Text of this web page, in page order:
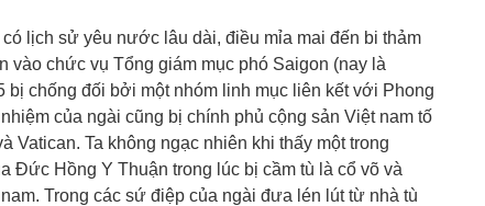
lịch sử yêu nước lâu dài, điều mỉa mai đến bi thảm
vào chức vụ Tổng giám mục phó Saigon (nay là
bị chống đối bởi một nhóm linh mục liên kết với Phong
của ngài cũng bị chính phủ cộng sản Việt nam tố
Vatican. Ta không ngạc nhiên khi thấy một trong
Đức Hồng Y Thuận trong lúc bị cầm tù là cổ võ và
Trong các sứ điệp của ngài đưa lén lút từ nhà tù